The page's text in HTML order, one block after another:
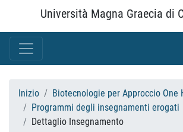
Università Magna Graecia di
Inizio
Biotecnologie per Approccio One
Programmi degli insegnamenti erogati
Dettaglio Insegnamento